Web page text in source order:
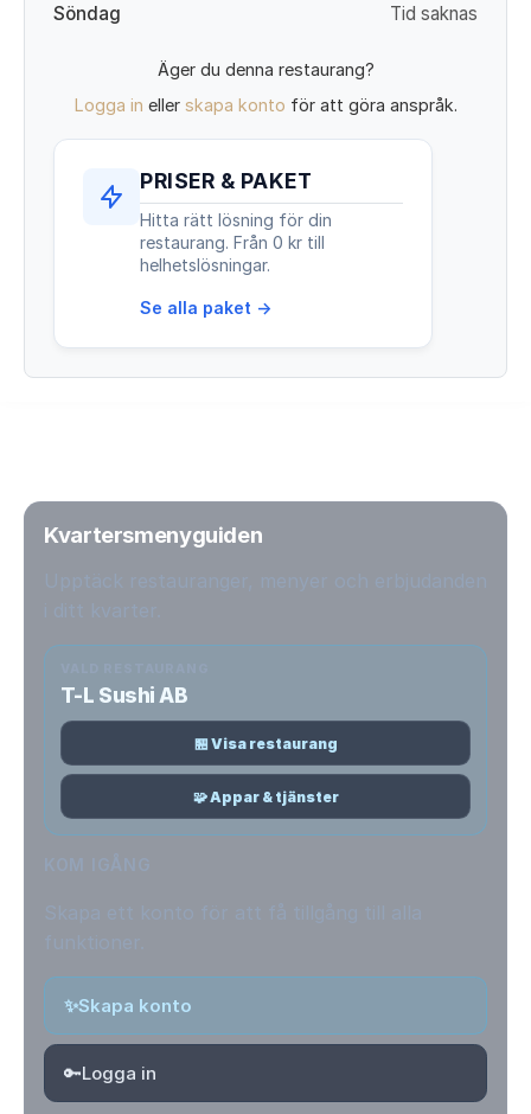
Söndag Tid saknas
Äger du denna restaurang?
Logga in eller skapa konto för att göra anspråk.
PRISER & PAKET
Hitta rätt lösning för din
restaurang. Från 0 kr till
helhetslösningar.
Se alla paket →
Kvartersmenyguiden
T-L Sushi AB
🏪 Visa restaurang
🧩 Appar & tjänster
✨Skapa konto
🔑Logga in